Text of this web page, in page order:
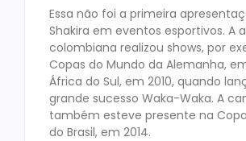
Essa não foi a primeira
Shakira em eventos esportivos. A
colombiana realizou shows, por
Copas do Mundo da Alemanha,
África do Sul, em 2010, quando
grande sucesso Waka-Waka. A
também esteve presente na
do Brasil, em 2014.